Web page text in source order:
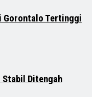
Gorontalo Tertinggi
Stabil Ditengah